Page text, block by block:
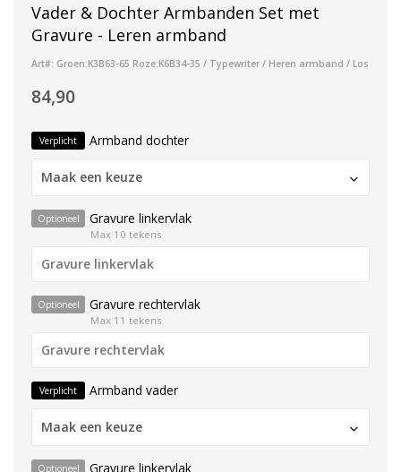
Vader & Dochter Armbanden Set met
Gravure - Leren armband
Art#: Groen:K3B63-65 Roze:K6B34-35 / Typewriter / Heren armband / Los
84,90
Verplicht Armband dochter
Maak een keuze
Optioneel Gravure linkervlak
Max 10 tekens
Optioneel Gravure rechtervlak
Max 11 tekens
Verplicht Armband vader
Maak een keuze
Optioneel Gravure linkervlak